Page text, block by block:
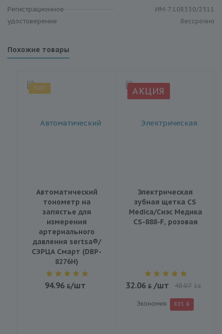
Регистрационное
удостоверение
ИМ-7.108330/2311
бессрочно
Похожие товары
ХИТ
Автоматический
тонометр на
запястье для
измерения
артериального
давления sertsa®/
СЭРЦА Смарт (DBP-
8276H)
94.96 /шт
АКЦИЯ
Электрическая
зубная щетка CS
Medica/Сиэс Медика
CS-888-F, розовая
32.06 /шт 40.07 BYN
Экономия 8.01